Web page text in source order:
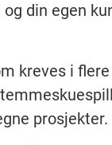
din egen
kreves i
prosjekter.